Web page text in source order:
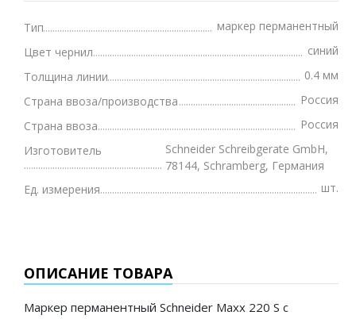
Тип
маркер перманентный
Цвет чернил
синий
Толщина линии
0.4 мм
Страна ввоза/производства
Россия
Страна ввоза
Россия
Изготовитель
Schneider Schreibgerate GmbH,
78144, Schramberg, Германия
Ед. измерения
шт.
ОПИСАНИЕ ТОВАРА
Маркер перманентный Schneider Maxx 220 S с